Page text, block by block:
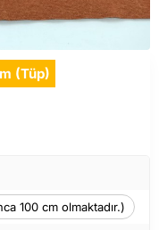
(Tüp)
100 cm olmaktadır.)